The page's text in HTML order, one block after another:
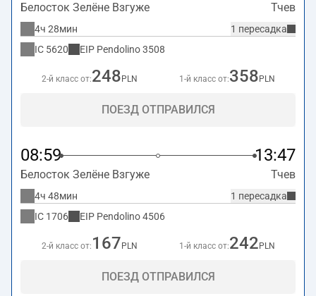
Белосток Зелёне Взгуже Тчев
1 пересадка
4ч 28мин
IC 5620 EIP Pendolino3508
2-й класс от:248 PLN 1-й класс от:358 PLN
ПОЕЗД ОТПРАВИЛСЯ
08:59 13:47
Белосток Зелёне Взгуже Тчев
1 пересадка
4ч 48мин
IC 1706 EIP Pendolino4506
2-й класс от: 167 PLN 1-й класс от:242 PLN
ПОЕЗД ОТПРАВИЛСЯ